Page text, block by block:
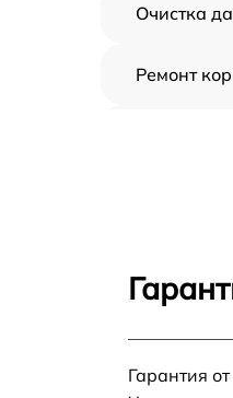
Очистка
Ремонт
Гарантия